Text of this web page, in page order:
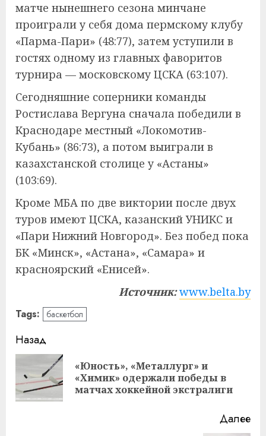
матче нынешнего сезона минчане
проиграли у себя дома пермскому клубу
«Парма-Пари» (48:77), затем уступили в
гостях одному из главных фаворитов
турнира — московскому ЦСКА (63:107).
Сегодняшние соперники команды
Ростислава Вергуна сначала победили в
Краснодаре местный «Локомотив-
Кубань» (86:73), а потом выиграли в
казахстанской столице у «Астаны»
(103:69).
Кроме МБА по две виктории после двух
туров имеют ЦСКА, казанский УНИКС и
«Пари Нижний Новгород». Без побед пока
БК «Минск», «Астана», «Самара» и
красноярский «Енисей».
Источник: www.belta.by
Tags: баскетбол
Навигация
записи
Назад
«Юность», «Металлург» и
«Химик» одержали победы в
матчах хоккейной экстралиги
Далее